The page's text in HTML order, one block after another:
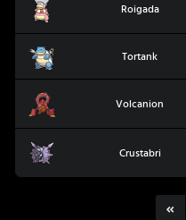
Roigada
Tortank
Volcanion
Crustabri